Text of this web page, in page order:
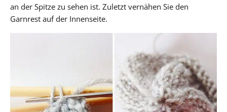
an der Spitze zu sehen ist. Zuletzt vernähen Sie den
Garnrest auf der Innenseite.